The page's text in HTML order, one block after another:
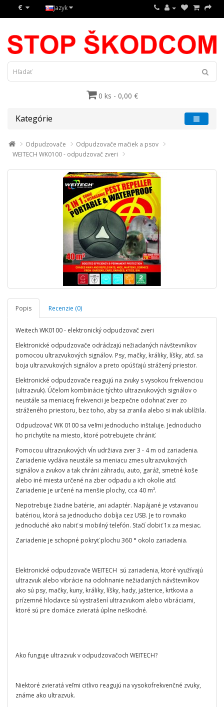
€ Jazyk
0 ks - 0,00 €
Kategórie
Odpudzovače
Odpudzovače mačiek a psov
WEITECH WK0100 - odpudzovač zveri
Popis Recenzie (0)
Weitech WK0100 - elektronický odpudzovač zveri
Elektronické odpudzovače odrádzajú nežiadaných návštevníkov
pomocou ultrazvukových signálov. Psy, mačky, králiky, líšky, atď. sa
boja ultrazvukových signálov a preto opúšťajú strážený priestor.
Elektronické odpudzovače reagujú na zvuky s vysokou frekvenciou
(ultrazvuk). Účelom kombinácie týchto ultrazvukových signálov o
neustále sa meniacej frekvencii je bezpečne odohnať zver zo
stráženého priestoru, bez toho, aby sa zranila alebo si inak ublížila.
Odpudzovač WK 0100 sa veľmi jednoducho inštaluje. Jednoducho
ho prichytíte na miesto, ktoré potrebujete chrániť.
Pomocou ultrazvukových vĺn udržiava zver 3 - 4 m od zariadenia.
Zariadenie vydáva neustále sa meniacu zmes ultrazvukových
signálov a zvukov a tak chráni záhradu, auto, garáž, smetné koše
alebo iné miesta určené na zber odpadu a ich okolie atď.
Zariadenie je určené na menšie plochy, cca 40 m².
Nepotrebuje žiadne batérie, ani adaptér. Napájané je vstavanou
batériou, ktorá sa jednoducho dobíja cez USB. Je to rovnako
jednoduché ako nabiť si mobilný telefón. Stačí dobiť 1x za mesiac.
Zariadenie je schopné pokryť plochu 360 ° okolo zariadenia.
Elektronické odpudzovače WEITECH sú zariadenia, ktoré využívajú
ultrazvuk alebo vibrácie na odohnanie nežiadaných návštevníkov
ako sú psy, mačky, kuny, králiky, líšky, hady, jašterice, krtkovia a
prízemné hlodavce sú vystrašení ultrazvukom alebo vibráciami,
ktoré sú pre domáce zvieratá úplne neškodné.
Ako funguje ultrazvuk v odpudzovačoch WEITECH?
Niektoré zvieratá veľmi citlivo reagujú na vysokofrekvenčné zvuky,
známe ako ultrazvuk.